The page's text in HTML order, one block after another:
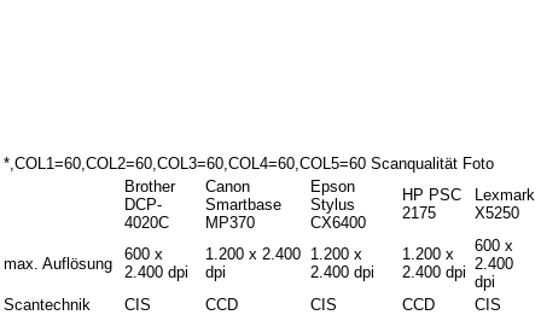
*,COL1=60,COL2=60,COL3=60,COL4=60,COL5=60 Scanqualität Foto
Brother
DCP-
4020C
Canon
Smartbase
MP370
Epson
Stylus
CX6400
HP PSC
2175
Lexmark
X5250
max. Auflösung
600 x
2.400 dpi
1.200 x 2.400
dpi
1.200 x
2.400 dpi
1.200 x
2.400 dpi
600 x
2.400
dpi
Scantechnik
CIS CCD CIS CCD
CIS